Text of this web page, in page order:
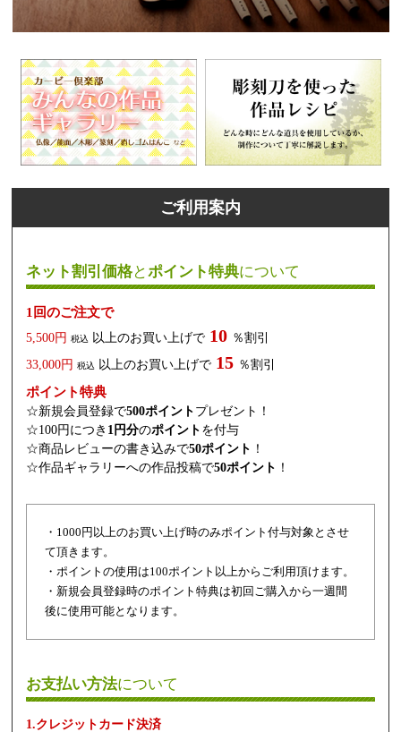
ご利用案内
ネット割引価格とポイント特典について
1回のご注文で
5,500円 税込 以上のお買い上げで 10 ％割引
33,000円 税込 以上のお買い上げで 15 ％割引
ポイント特典
☆新規会員登録で500ポイント プレゼント！
☆100円につき 1円分のポイント を付与
☆商品レビューの書き込みで50ポイント ！
☆作品ギャラリーへの作品投稿で50ポイント ！
・1000円以上のお買い上げ時のみポイント付与対象とさせ
て頂きます。
・ポイントの使用は100ポイント以上からご利用頂けます。
・新規会員登録時のポイント特典は初回ご購入から一週間
後に使用可能となります。
お支払い方法について
1.クレジットカード決済